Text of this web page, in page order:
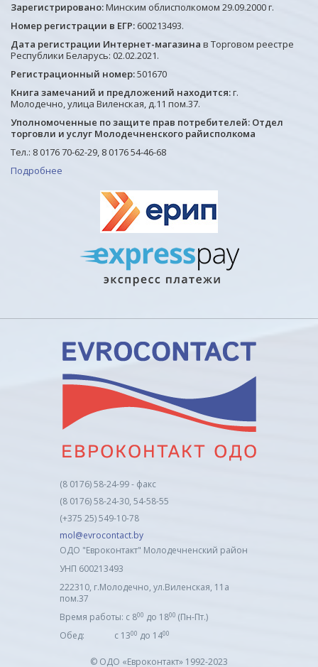
Зарегистрировано:Минским облисполкомом 29.09.2000 г.
Номер регистрации в ЕГР: 600213493.
Дата регистрации Интернет-магазина в Торговом реестре
Республики Беларусь: 02.02.2021.
Регистрационный номер:501670
Книга замечаний и предложений находится:г.
Молодечно, улица Виленская, д.11 пом.37.
Уполномоченные по защите прав потребителей: Отдел
торговли и услуг Молодечненского райисполкома
Тел.: 8 0176 70-62-29, 8 0176 54-46-68
Подробнее
(8 0176) 58-24-99 - факс
(8 0176) 58-24-30, 54-58-55
(+375 25) 549-10-78
mol@evrocontact.by
ОДО "Евроконтакт" Молодечненский район
УНП 600213493
222310, г.Молодечно, ул.Виленская, 11а
пом.37
Время работы: с 800 до 1800 (Пн-Пт.)
Обед: с 1300 до 1400
© ОДО «Евроконтакт» 1992-2023